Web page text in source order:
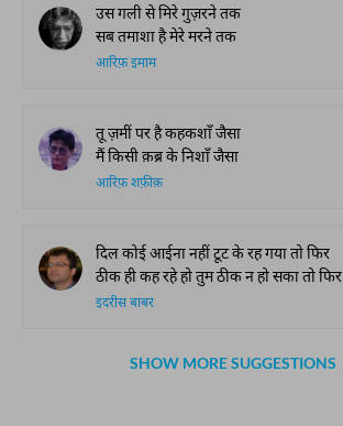
उस गली से मिरे गुज़रने तक
सब तमाशा है मेरे मरने तक
आरिफ़ इमाम
तू ज़मीं पर है कहकशाँ जैसा
मैं किसी क़ब्र के निशाँ जैसा
आरिफ़ शफ़ीक़
दिल कोई आईना नहीं टूट के रह गया तो फिर
ठीक ही कह रहे हो तुम ठीक न हो सका तो फिर
इदरीस बाबर
SHOW MORE SUGGESTIONS